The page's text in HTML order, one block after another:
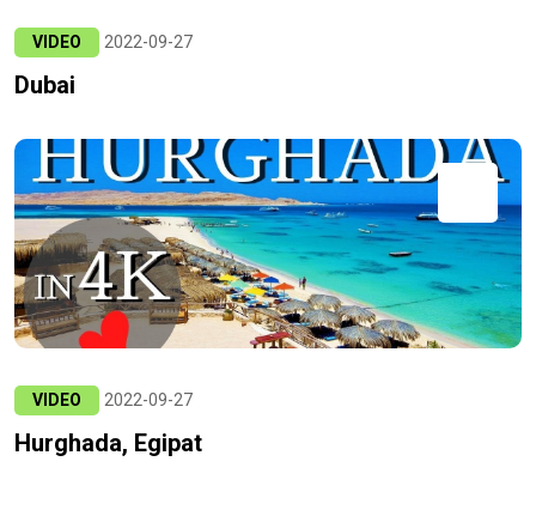
VIDEO 2022-09-27
Dubai
VIDEO 2022-09-27
Hurghada, Egipat